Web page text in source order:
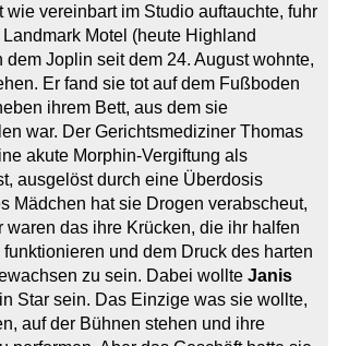
wie vereinbart im Studio auftauchte, fuhr
Motel (heute Highland
dem Joplin seit dem 24. August wohnte,
Er fand sie tot auf dem Fußboden
ihrem Bett, aus dem sie
war. Der Gerichtsmediziner Thomas
akute Morphin-Vergiftung als
ausgelöst durch eine Überdosis
Mädchen hat sie Drogen verabscheut,
waren das ihre Krücken, die ihr halfen
und dem Druck des harten
zu sein. Dabei wollte Janis
Star sein. Das Einzige was sie wollte,
auf der Bühnen stehen und ihre